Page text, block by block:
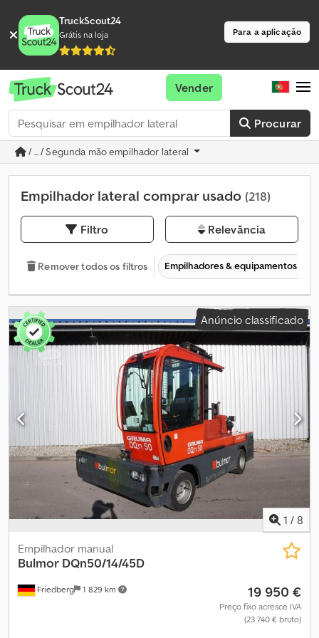
TruckScout24
Grátis na loja Para a aplicação
Procurar
Vender
/ ... / Segunda mão empilhador lateral
Empilhador lateral comprar usado (218)
Filtro Relevância
Remover todos os filtros Empilhadores & equipamentos de
Anúncio classificado
1 / 8
Friedberg 1 829 km
Empilhador manual
Bulmor DQn50/14/45D
19 950 €
Preço fixo acresce IVA
(23 740 € bruto)